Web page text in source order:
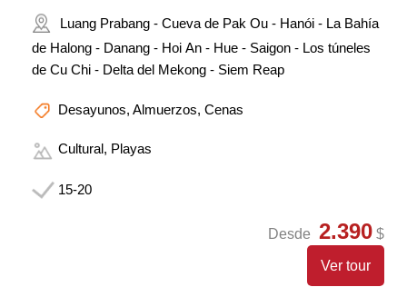
Luang Prabang - Cueva de Pak Ou - Hanói - La Bahía
de Halong - Danang - Hoi An - Hue - Saigon - Los túneles
de Cu Chi - Delta del Mekong - Siem Reap
Desayunos, Almuerzos, Cenas
Cultural, Playas
15-20
Desde 2.390 $
Ver tour